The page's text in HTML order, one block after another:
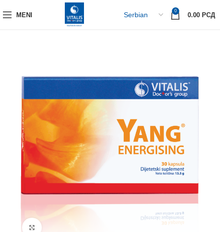
MENI
0
0.00 РСД